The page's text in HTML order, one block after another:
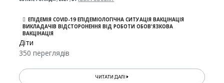
ЕПІДЕМІЯ COVID-19 ЕПІДЕМІОЛОГІЧНА СИТУАЦІЯ ВАКЦІНАЦІЯ
ВИКЛАДАЧІВ ВІДСТОРОНЕННЯ ВІД РОБОТИ ОБОВ'ЯЗКОВА
ВАКЦІНАЦІЯ
Діти
350 переглядів
ЧИТАТИ ДАЛІ